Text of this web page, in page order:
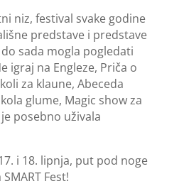
niz, festival svake godine
predstave i predstave
sada mogla pogledati
igraj na Engleze, Priča o
za klaune, Abeceda
glume, Magic show za
posebno uživala
i 18. lipnja, put pod noge
Fest!